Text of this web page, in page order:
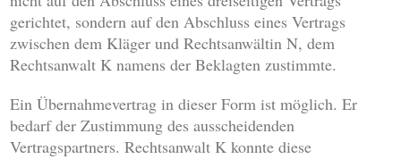
gerichtet, sondern auf den Abschluss eines Vertrags
zwischen dem Kläger und Rechtsanwältin N, dem
Rechtsanwalt K namens der Beklagten zustimmte.
Ein Übernahmevertrag in dieser Form ist möglich. Er
bedarf der Zustimmung des ausscheidenden
Vertragspartners. Rechtsanwalt K konnte diese